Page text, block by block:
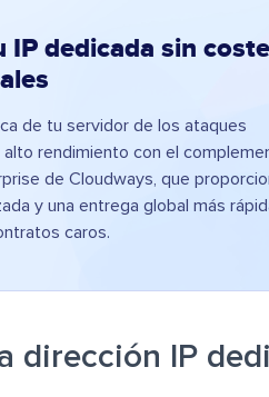
IP dedicada sin
de tu servidor de los ataques
alto rendimiento con el
de Cloudways, que
y una entrega global más
caros.
dirección IP